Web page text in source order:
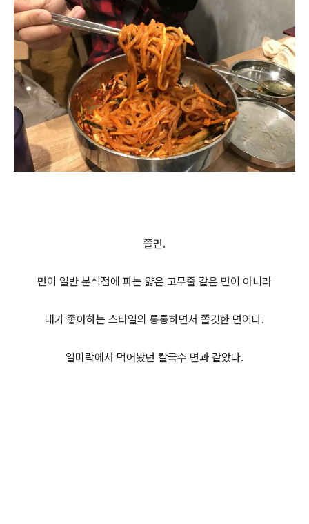
쫄면.
면이 일반 분식점에 파는 얇은 고무줄 같은 면이 아니라
내가 좋아하는 스타일의 통통하면서 쫄깃한 면이다.
일미락에서 먹어봤던 칼국수 면과 같았다.